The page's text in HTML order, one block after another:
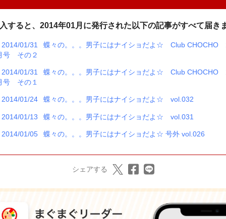
すると、2014年01月に発行された以下の記事がすべて届き
2014/01/31
蝶々の。。。男子にはナイショだよ☆ Club CHOCHO
号 その２
2014/01/31
蝶々の。。。男子にはナイショだよ☆ Club CHOCHO
号 その１
2014/01/24 蝶々の。。。男子にはナイショだよ☆ vol.032
2014/01/13 蝶々の。。。男子にはナイショだよ☆ vol.031
2014/01/05 蝶々の。。。男子にはナイショだよ☆ 号外 vol.026
シェアする